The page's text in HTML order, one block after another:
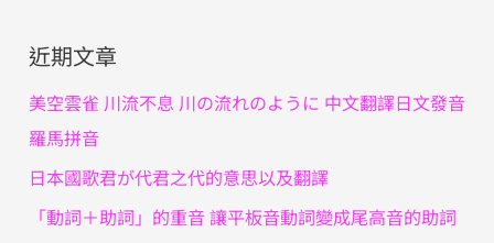
鍵
字
:
近期文章
美空雲雀 川流不息 川の流れのように 中文翻譯日文發音
羅馬拼音
日本國歌君が代君之代的意思以及翻譯
「動詞＋助詞」的重音 讓平板音動詞變成尾高音的助詞